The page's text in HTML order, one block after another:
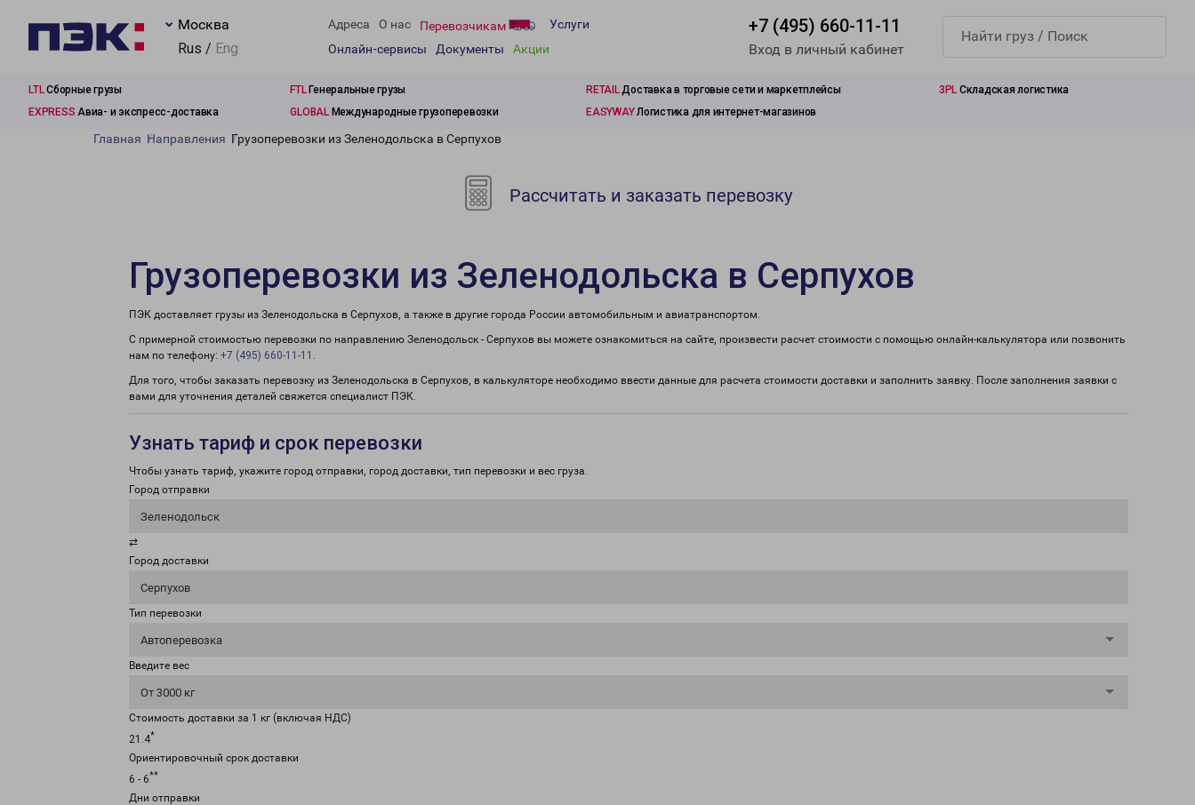
Москва
Rus / Eng
Адреса О нас Перевозчикам
Услуги
Онлайн-сервисы
Документы Акции
+7 (495) 660-11-11
Вход в личный кабинет
LTLСборные грузы FTLГенеральные грузы RETAILДоставка в торговые сети и маркетплейсы 3PL Складская логистика
EXPRESS Авиа- и экспресс-доставка GLOBALМеждународные грузоперевозки EASYWAYЛогистика для интернет-магазинов
Главная Направления Грузоперевозки из Зеленодольска в Серпухов
Рассчитать и заказать перевозку
Грузоперевозки из Зеленодольска в Серпухов
ПЭК доставляет грузы из Зеленодольска в Серпухов, а также в другие города России автомобильным и авиатранспортом.
С примерной стоимостью перевозки по направлению Зеленодольск - Серпухов вы можете ознакомиться на сайте, произвести расчет стоимости с помощью онлайн-калькулятора или позвонить
нам по телефону: +7 (495) 660-11-11 .
Для того, чтобы заказать перевозку из Зеленодольска в Серпухов, в калькуляторе необходимо ввести данные для расчета стоимости доставки и заполнить заявку. После заполнения заявки с
вами для уточнения деталей свяжется специалист ПЭК.
Узнать тариф и срок перевозки
Чтобы узнать тариф, укажите город отправки, город доставки, тип перевозки и вес груза.
Город отправки
Зеленодольск
⇄
Город доставки
Серпухов
Тип перевозки
Автоперевозка
Введите вес
От 3000 кг
Стоимость доставки за 1 кг (включая НДС)
21.4*
Ориентировочный срок доставки
6 - 6**
Дни отправки